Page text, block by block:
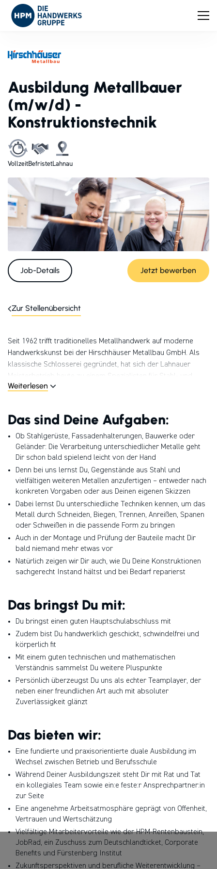
Ausbildung Metallbauer
(m/w/d) -
Konstruktionstechnik
VollzeitBefristetLahnau
Job-Details Jetzt bewerben
Zur Stellenübersicht
Seit 1962 trifft traditionelles Metallhandwerk auf moderne
Handwerkskunst bei der Hirschhäuser Metallbau GmbH. Als
klassische Schlosserei gegründet, hat sich der Lahnauer
Meisterbetrieb heute zu einem Spezialisten für Stahl- und
Metallbau mit eigener Fertigung entwickelt. Unser perfekt
Wir arbeiten unter dem Dach der HPM Die Handwerksgruppe,
einer 1989 gegründeten familien­geführten Unternehmens­
gruppe, mit über 160 erst­klassigen und lokal verankerten
Handwerks­betrieben in Deutschland und Österreich.
Weiterlesen
Das sind Deine Aufgaben:
Ob Stahlgerüste, Fassadenhalterungen, Bauwerke oder
Geländer: Die Verarbeitung unterschiedlicher Metalle geht
Dir schon bald spielend leicht von der Hand
Denn bei uns lernst Du, Gegenstände aus Stahl und
vielfältigen weiteren Metallen anzufertigen – entweder nach
konkreten Vorgaben oder aus Deinen eigenen Skizzen
Dabei lernst Du unterschiedliche Techniken kennen, um das
Metall durch Schneiden, Biegen, Trennen, Anreißen, Spanen
oder Schweißen in die passende Form zu bringen
Auch in der Montage und Prüfung der Bauteile macht Dir
bald niemand mehr etwas vor
Natürlich zeigen wir Dir auch, wie Du Deine Konstruktionen
sachgerecht Instand hältst und bei Bedarf reparierst
Das bringst Du mit:
Du bringst einen guten Hauptschulabschluss mit
Zudem bist Du handwerklich geschickt, schwindelfrei und
körperlich fit
Mit einem guten technischen und mathematischen
Verständnis sammelst Du weitere Pluspunkte
Persönlich überzeugst Du uns als echter Teamplayer, der
neben einer freundlichen Art auch mit absoluter
Zuverlässigkeit glänzt
Das bieten wir:
Eine fundierte und praxisorientierte duale Ausbildung im
Wechsel zwischen Betrieb und Berufsschule
Während Deiner Ausbildungszeit steht Dir mit Rat und Tat
ein kollegiales Team sowie ein:e feste:r Ansprechpartner:in
zur Seite
Eine angenehme Arbeitsatmosphäre geprägt von Offenheit,
Vertrauen und Wertschätzung
Vielfältige Mitarbeitervorteile wie der HPM-Rentenbaustein,
JobRad, ein Zuschuss zum Deutschlandticket, Corporate
Benefits und Fürstenberg Institut
Zukunftsperspektiven und berufliche Weiterentwicklung –